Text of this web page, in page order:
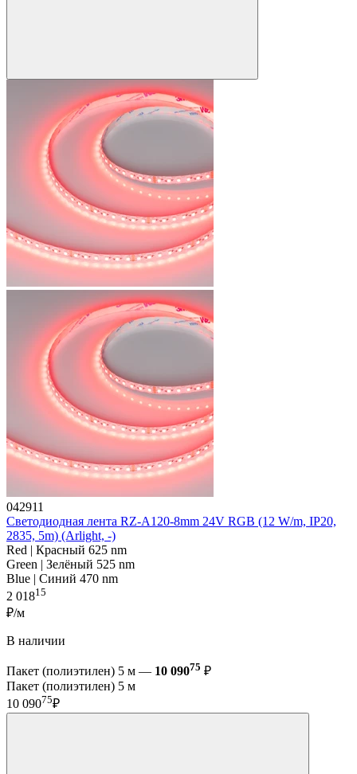
042911
Светодиодная лента RZ-A120-8mm 24V RGB (12 W/m, IP20,
2835, 5m) (Arlight, -)
Red | Красный 625 nm
Green | Зелёный 525 nm
Blue | Синий 470 nm
2 01815
₽/м
В наличии
Пакет (полиэтилен) 5 м — 10 09075 ₽
Пакет (полиэтилен) 5 м
10 09075₽